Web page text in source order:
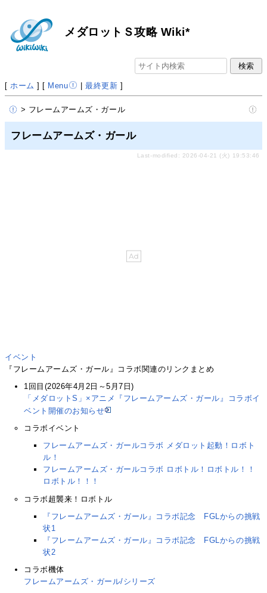
メダロットＳ攻略 Wiki*
[ ホーム ] [ Menu |最終更新 ]
> フレームアームズ・ガール
フレームアームズ・ガール
Last-modified: 2026-04-21 (火) 19:53:46
イベント
『フレームアームズ・ガール』コラボ関連のリンクまとめ
1回目(2026年4月2日～5月7日)
「メダロットS」×アニメ『フレームアームズ・ガール』コラボイ
ベント開催のお知らせ
コラボイベント
フレームアームズ・ガールコラボ メダロット起動！ロボト
ル！
フレームアームズ・ガールコラボ ロボトル！ロボトル！！
ロボトル！！！
コラボ超襲来！ロボトル
『フレームアームズ・ガール』コラボ記念 FGLからの挑戦
状1
『フレームアームズ・ガール』コラボ記念 FGLからの挑戦
状2
コラボ機体
フレームアームズ・ガール/シリーズ